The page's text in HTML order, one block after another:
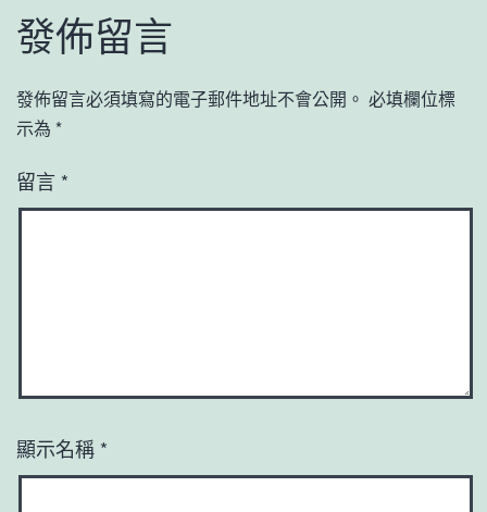
發佈留言
發佈留言必須填寫的電子郵件地址不會公開。 必填欄位標
示為 *
留言 *
顯示名稱 *